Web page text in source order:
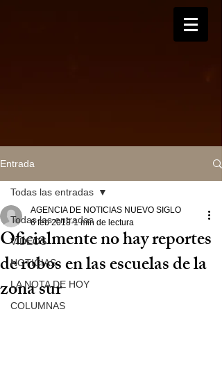
Entrada
Todas las entradas
VIDEOS
NOTICIAS
LA NOTA DE HOY
COLUMNAS
Todas las entradas
Oficialmente no hay reportes
de robos en las escuelas de la
zona sur
AGENCIA DE NOTICIAS NUEVO SIGLO
6 feb 2018 1 min de lectura